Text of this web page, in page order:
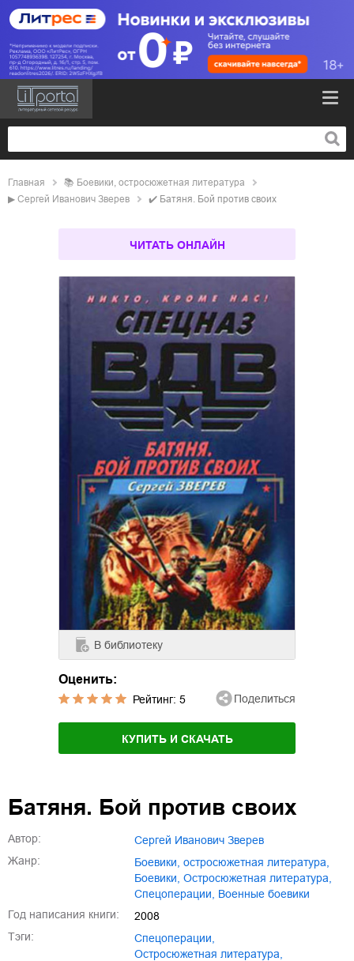
Главная 📚
боевики, остросюжетная литература
▶ Сергей Иванович Зверев ✔️ Батяня. Бой против своих
ЧИТАТЬ ОНЛАЙН
В библиотеку
Оценить:
Рейтинг: 5 Поделиться
КУПИТЬ И СКАЧАТЬ
Батяня. Бой против своих
Автор:
Сергей Иванович Зверев
Жанр:
боевики, остросюжетная литература
боевики
остросюжетная литература
спецоперации
военные боевики
Год написания книги:
2008
Тэги:
спецоперации
остросюжетная литература